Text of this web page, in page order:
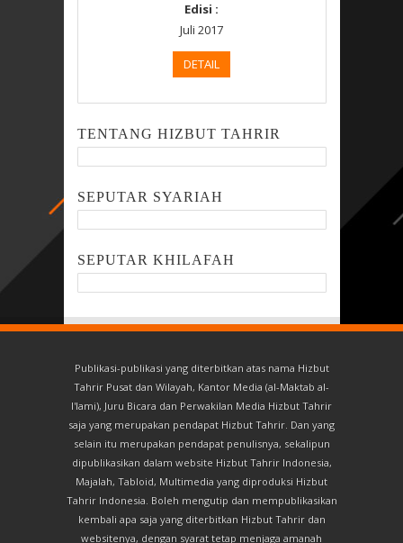
Edisi :
Juli 2017
DETAIL
TENTANG HIZBUT TAHRIR
SEPUTAR SYARIAH
SEPUTAR KHILAFAH
Publikasi-publikasi yang diterbitkan atas nama Hizbut
Tahrir Pusat dan Wilayah, Kantor Media (al-Maktab al-
I'lami), Juru Bicara dan Perwakilan Media Hizbut Tahrir
saja yang merupakan pendapat Hizbut Tahrir. Dan yang
selain itu merupakan pendapat penulisnya, sekalipun
dipublikasikan dalam website Hizbut Tahrir Indonesia,
Majalah, Tabloid, Multimedia yang diproduksi Hizbut
Tahrir Indonesia. Boleh mengutip dan mempublikasikan
kembali apa saja yang diterbitkan Hizbut Tahrir dan
websitenya, dengan syarat tetap menjaga amanah